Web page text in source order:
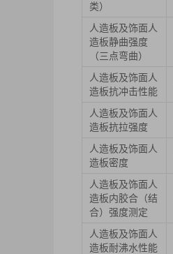
类）
人造板及饰面人
造板静曲强度
（三点弯曲）
人造板及饰面人
造板抗冲击性能
人造板及饰面人
造板抗拉强度
人造板及饰面人
造板密度
人造板及饰面人
造板内胶合（结
合）强度测定
人造板及饰面人
造板耐沸水性能